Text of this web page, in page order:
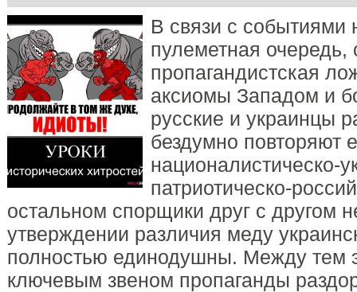
В связи с событиями
пулеметная очередь,
пропагандистская
аксиомы Западом и
русские и украинцы
бездумно повторяют
националистическо-
патриотическо-
остальном спорщики друг с другом
утверждении различия меду
полностью единодушны. Между тем
ключевым звеном пропаганды